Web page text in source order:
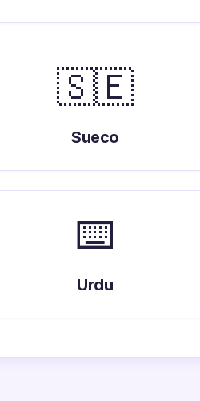
🇸🇪
Sueco
⌨️
Urdu